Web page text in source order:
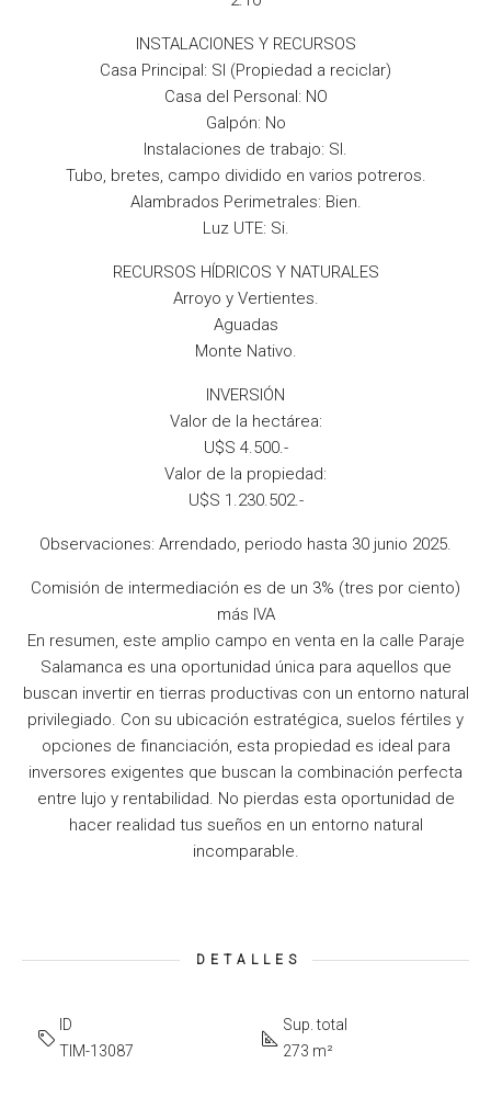
INSTALACIONES Y RECURSOS
Casa Principal: SI (Propiedad a reciclar)
Casa del Personal: NO
Galpón: No
Instalaciones de trabajo: SI.
Tubo, bretes, campo dividido en varios potreros.
Alambrados Perimetrales: Bien.
Luz UTE: Si.
RECURSOS HÍDRICOS Y NATURALES
Arroyo y Vertientes.
Aguadas
Monte Nativo.
INVERSIÓN
Valor de la hectárea:
U$S 4.500.-
Valor de la propiedad:
U$S 1.230.502.-
Observaciones: Arrendado, periodo hasta 30 junio 2025.
Comisión de intermediación es de un 3% (tres por ciento)
más IVA
En resumen, este amplio campo en venta en la calle Paraje
Salamanca es una oportunidad única para aquellos que
buscan invertir en tierras productivas con un entorno natural
privilegiado. Con su ubicación estratégica, suelos fértiles y
opciones de financiación, esta propiedad es ideal para
inversores exigentes que buscan la combinación perfecta
entre lujo y rentabilidad. No pierdas esta oportunidad de
hacer realidad tus sueños en un entorno natural
incomparable.
DETALLES
ID
TIM-13087
Sup. total
273 m²